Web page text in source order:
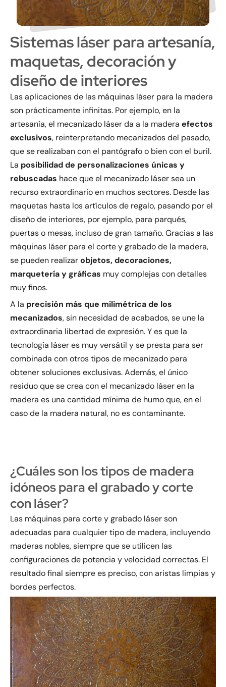
Sistemas láser para artesanía,
maquetas, decoración y
diseño de interiores
Las aplicaciones de las máquinas láser para la madera
son prácticamente infinitas. Por ejemplo, en la
artesanía, el mecanizado láser da a la madera efectos
exclusivos, reinterpretando mecanizados del pasado,
que se realizaban con el pantógrafo o bien con el buril.
La posibilidad de personalizaciones únicas y
rebuscadas hace que el mecanizado láser sea un
recurso extraordinario en muchos sectores. Desde las
maquetas hasta los artículos de regalo, pasando por el
diseño de interiores, por ejemplo, para parqués,
puertas o mesas, incluso de gran tamaño. Gracias a las
máquinas láser para el corte y grabado de la madera,
se pueden realizarobjetos, decoraciones,
marquetería y gráficas muy complejas con detalles
muy finos.
A la precisión más que milimétrica de los
mecanizados, sin necesidad de acabados, se une la
extraordinaria libertad de expresión. Y es que la
tecnología láser es muy versátil y se presta para ser
combinada con otros tipos de mecanizado para
obtener soluciones exclusivas. Además, el único
residuo que se crea con el mecanizado láser en la
madera es una cantidad mínima de humo que, en el
caso de la madera natural, no es contaminante.
¿Cuáles son los tipos de madera
idóneos para el grabado y corte
con láser?
Las máquinas para corte y grabado láser son
adecuadas para cualquier tipo de madera, incluyendo
maderas nobles, siempre que se utilicen las
configuraciones de potencia y velocidad correctas. El
resultado final siempre es preciso, con aristas limpias y
bordes perfectos.